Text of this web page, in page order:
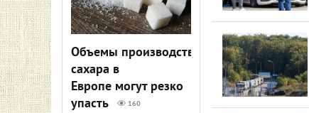
Объемы производства
сахара в
Европе могут резко
упасть
160